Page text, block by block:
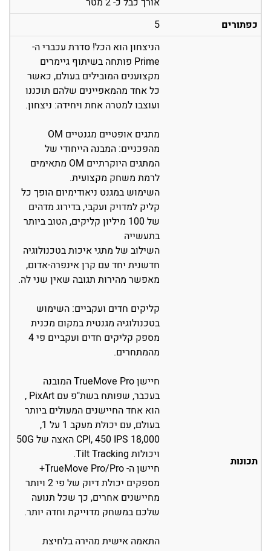
כפתורים
5
תכונות
הניצחון הוא הכל! סדרת עכברי ה-
Prime פותחה בשיתוף גיימרים
מקצוענים המובילים בעולם, כאשר
כל אחד מהמאפיינים שלהם תוכננו
ועוצבו למטרה אחת ויחידה: ניצחון.
מתגים אופטיים מגנטיים OM
מהפכניים: המבנה הייחודי של
המתגים היוקרתיים OM מתאימים
לרמת משחק מקצועית.
השימוש במגנט ניאודימיום הופך כל
קליק למדויק ועקבי, בדירוג מדהים
של 100 מיליון קליקים, הטוב ביותר
בתעשייה
השילוב של מתגי איכות בטכנולוגיה
חדשנית יחד עם קרן אינפרה-אדום,
מאפשר מהירות תגובה שאין שני לה.
קליקים חדים ועקביים: השימוש
בטכנולוגיה מגנטית במקום מכנית
מספק קליקים חדים ועקביים פי 4
מהמתחרים.
חיישן TrueMove Pro המובנה
בעכבר, שפותח בשת"פ עם PixArt ,
הוא אחד החיישנים המעולים ביותר
בעולם, עם יכולת מעקב 1 על 1,
18,000 CPI, 450 IPS האצה של 50G
ויכולות Tilt Tracking.
חיישן ה- TrueMove Pro/Pro+
מספקים יכולת דיוק של פי 2 ויותר
מחיישנים אחרים, כך שכל תנועה
שלכם במשחק מדוייקת וחדה יותר.
התאמה אישית מהירה בלחיצת